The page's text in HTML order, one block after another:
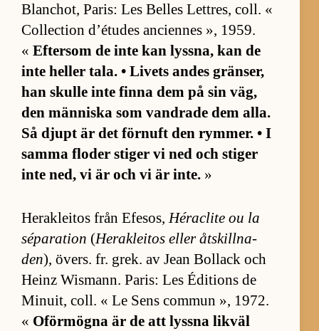
Blan­chot, Pa­ris: Les Bel­les Lett­res, coll. «
Col­lection d’é­tu­des an­ci­en­nes », 1959.
« Ef­ter­som de inte kan lyss­na, kan de
inte hel­ler ta­la. • Li­vets an­des grän­ser,
han skulle inte finna dem på sin väg,
den män­ni­ska som vand­rade dem al­la.
Så djupt är det för­nuft den rym­mer. • I
samma flo­der sti­ger vi ned och sti­ger
inte ned, vi är och vi är in­te. »
Herak­le­i­tos från Efe­sos,Héraclite ou la
sé­pa­ra­tion (Herak­le­i­tos el­ler åt­skill­na­
den), övers. fr. grek. av Jean Bollack och
Heinz Wismann. Pa­ris: Les Édi­tions de
Mi­nu­it, coll. « Le Sens com­mun », 1972.
« Oför­mögna är de att lyssna lik­väl